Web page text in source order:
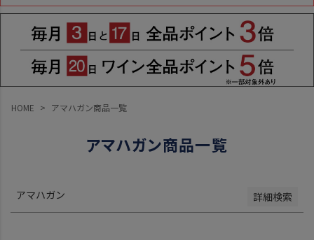
HOME アマハガン商品一覧
アマハガン商品一覧
アマハガン 詳細検索
並び順
新着順
登録順
価格が安い順
価格が高い順
優先度順
キーワードヒット順